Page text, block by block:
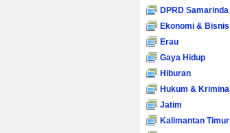
DPRD Samarinda
Ekonomi & Bisnis
Erau
Gaya Hidup
Hiburan
Hukum & Kriminal
Jatim
Kalimantan Timur